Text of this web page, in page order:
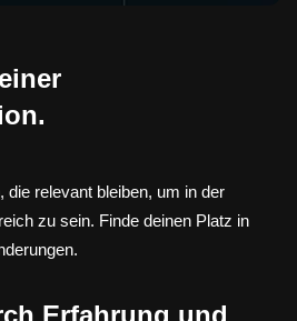
die relevant bleiben, um in der
zu sein. Finde deinen Platz in
Erfahrung und